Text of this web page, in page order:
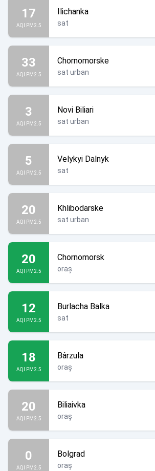
17
AQI PM2.5
Ilichanka
sat
33
AQI PM2.5
Chornomorske
sat urban
3
AQI PM2.5
Novi Biliari
sat urban
5
AQI PM2.5
Velykyi Dalnyk
sat
20
AQI PM2.5
Khlibodarske
sat urban
20
AQI PM2.5
Chornomorsk
oraș
12
AQI PM2.5
Burlacha Balka
sat
18
AQI PM2.5
Bârzula
oraș
20
AQI PM2.5
Biliaivka
oraș
0
AQI PM2.5
Bolgrad
oraș